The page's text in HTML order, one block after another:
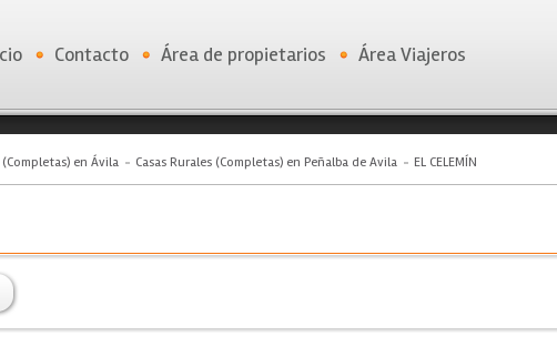
Contacto Área de propietarios Área Viajeros
(Completas) en Ávila Casas Rurales (Completas) en Peñalba de Avila EL CELEMÍN